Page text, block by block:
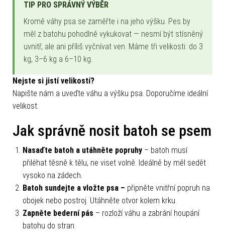
TIP PRO SPRÁVNÝ VÝBĚR
Kromě váhy psa se zaměřte i na jeho výšku. Pes by
měl z batohu pohodlně vykukovat — nesmí být stísněný
uvnitř, ale ani příliš vyčnívat ven. Máme tři velikosti: do 3
kg, 3–6 kg a 6–10 kg.
Nejste si jistí velikostí?
Napište nám a uveďte váhu a výšku psa. Doporučíme ideální
velikost.
Jak správně nosit batoh se psem
Nasaďte batoh a utáhněte popruhy – batoh musí
přiléhat těsně k tělu, ne viset volně. Ideálně by měl sedět
vysoko na zádech.
Batoh sundejte a vložte psa – připněte vnitřní popruh na
obojek nebo postroj. Utáhněte otvor kolem krku.
Zapněte bederní pás – rozloží váhu a zabrání houpání
batohu do stran.